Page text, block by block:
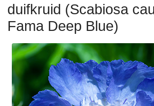
duifkruid (Scabiosa
Fama Deep Blue)